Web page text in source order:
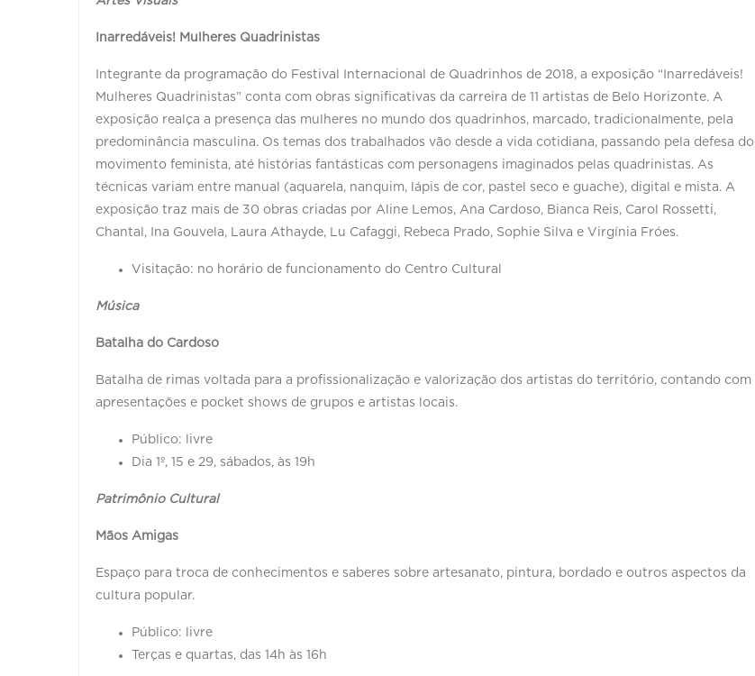
Inarredáveis! Mulheres Quadrinistas
Integrante da programação do Festival Internacional de Quadrinhos de 2018, a exposição “Inarredáveis!
Mulheres Quadrinistas” conta com obras significativas da carreira de 11 artistas de Belo Horizonte. A
exposição realça a presença das mulheres no mundo dos quadrinhos, marcado, tradicionalmente, pela
predominância masculina. Os temas dos trabalhados vão desde a vida cotidiana, passando pela defesa do
movimento feminista, até histórias fantásticas com personagens imaginados pelas quadrinistas. As
técnicas variam entre manual (aquarela, nanquim, lápis de cor, pastel seco e guache), digital e mista. A
exposição traz mais de 30 obras criadas por Aline Lemos, Ana Cardoso, Bianca Reis, Carol Rossetti,
Chantal, Ina Gouvela, Laura Athayde, Lu Cafaggi, Rebeca Prado, Sophie Silva e Virgínia Fróes.
Visitação: no horário de funcionamento do Centro Cultural
Música
Batalha do Cardoso
Batalha de rimas voltada para a profissionalização e valorização dos artistas do território, contando com
apresentações e pocket shows de grupos e artistas locais.
Público: livre
Dia 1º, 15 e 29, sábados, às 19h
Patrimônio Cultural
Mãos Amigas
Espaço para troca de conhecimentos e saberes sobre artesanato, pintura, bordado e outros aspectos da
cultura popular.
Público: livre
Terças e quartas, das 14h às 16h